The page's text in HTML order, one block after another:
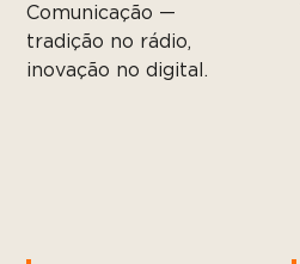
Comunicação —
tradição no rádio,
inovação no digital.